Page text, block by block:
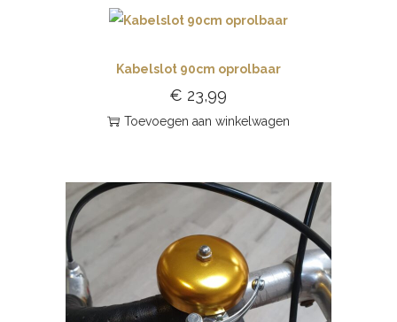
Kabelslot 90cm oprolbaar
€ 23,99
Toevoegen aan winkelwagen